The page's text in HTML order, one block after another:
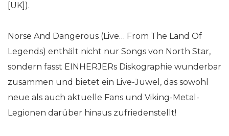
[UK]).
Norse And Dangerous (Live… From The Land Of
Legends) enthält nicht nur Songs von North Star,
sondern fasst EINHERJERs Diskographie wunderbar
zusammen und bietet ein Live-Juwel, das sowohl
neue als auch aktuelle Fans und Viking-Metal-
Legionen darüber hinaus zufriedenstellt!